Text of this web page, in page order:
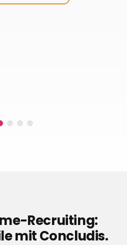
Theme-
Recruiting:
mit Concludis.